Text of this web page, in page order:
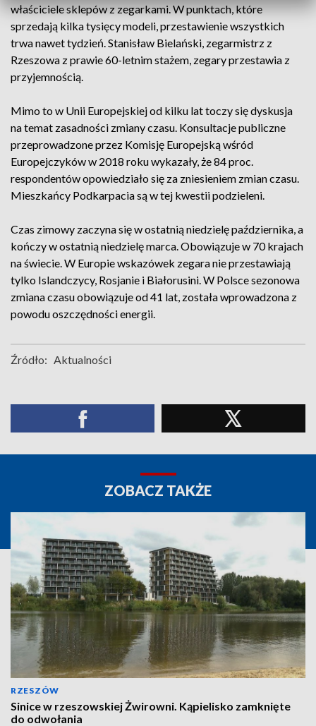
właściciele sklepów z zegarkami. W punktach, które
sprzedają kilka tysięcy modeli, przestawienie wszystkich
trwa nawet tydzień. Stanisław Bielański, zegarmistrz z
Rzeszowa z prawie 60-letnim stażem, zegary przestawia z
przyjemnością.
Mimo to w Unii Europejskiej od kilku lat toczy się dyskusja
na temat zasadności zmiany czasu. Konsultacje publiczne
przeprowadzone przez Komisję Europejską wśród
Europejczyków w 2018 roku wykazały, że 84 proc.
respondentów opowiedziało się za zniesieniem zmian czasu.
Mieszkańcy Podkarpacia są w tej kwestii podzieleni.
Czas zimowy zaczyna się w ostatnią niedzielę października, a
kończy w ostatnią niedzielę marca. Obowiązuje w 70 krajach
na świecie. W Europie wskazówek zegara nie przestawiają
tylko Islandczycy, Rosjanie i Białorusini. W Polsce sezonowa
zmiana czasu obowiązuje od 41 lat, została wprowadzona z
powodu oszczędności energii.
Źródło: Aktualności
ZOBACZ TAKŻE
RZESZÓW
Sinice w rzeszowskiej Żwirowni. Kąpielisko zamknięte
do odwołania